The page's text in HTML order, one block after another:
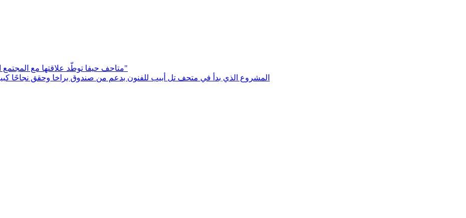
متاحف حيفا توطّد علاقتها مع المجتمع العربي في البلاد بمشروع فريد: "قفزة نوعية… وهذه البداية فقط"
المشروع الذي بدأ في متحف تل أبيب للفنون بدعم من صندوق براخا وحقق نجاحًا